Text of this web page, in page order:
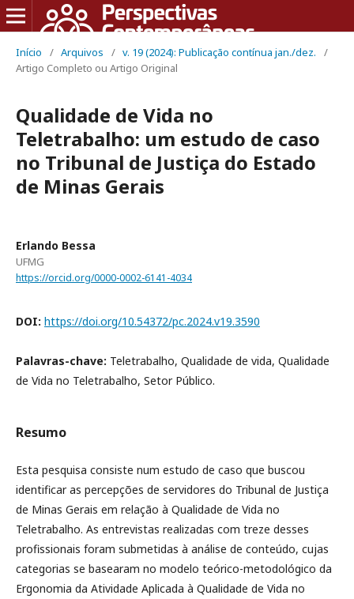
Início / Arquivos / v. 19 (2024): Publicação contínua jan./dez.
/
Artigo Completo ou Artigo Original
Qualidade de Vida no
Teletrabalho: um estudo de caso
no Tribunal de Justiça do Estado
de Minas Gerais
Erlando Bessa
UFMG
https://orcid.org/0000-0002-6141-4034
DOI: https://doi.org/10.54372/pc.2024.v19.3590
Palavras-chave: Teletrabalho, Qualidade de vida, Qualidade
de Vida no Teletrabalho, Setor Público.
Resumo
Esta pesquisa consiste num estudo de caso que buscou
identificar as percepções de servidores do Tribunal de Justiça
de Minas Gerais em relação à Qualidade de Vida no
Teletrabalho. As entrevistas realizadas com treze desses
profissionais foram submetidas à análise de conteúdo, cujas
categorias se basearam no modelo teórico-metodológico da
Ergonomia da Atividade Aplicada à Qualidade de Vida no